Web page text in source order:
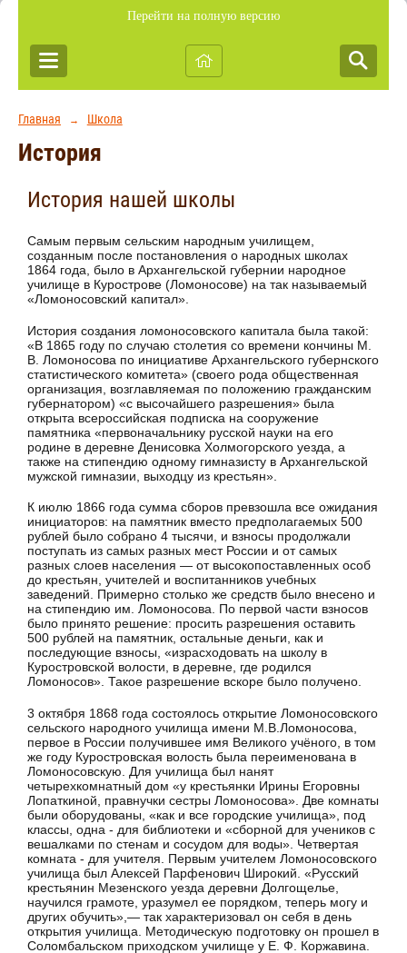
Перейти на полную версию
Главная → Школа
История
История нашей школы
Самым первым сельским народным училищем,
созданным после постановления о народных школах
1864 года, было в Архангельской губернии народное
училище в Курострове (Ломоносове) на так называемый
«Ломоносовский капитал».
История создания ломоносовского капитала была такой:
«В 1865 году по случаю столетия со времени кончины М.
В. Ломоносова по инициативе Архангельского губернского
статистического комитета» (своего рода общественная
организация, возглавляемая по положению гражданским
губернатором) «с высочайшего разрешения» была
открыта всероссийская подписка на сооружение
памятника «первоначальнику русской науки на его
родине в деревне Денисовка Холмогорского уезда, а
также на стипендию одному гимназисту в Архангельской
мужской гимназии, выходцу из крестьян».
К июлю 1866 года сумма сборов превзошла все ожидания
инициаторов: на памятник вместо предполагаемых 500
рублей было собрано 4 тысячи, и взносы продолжали
поступать из самых разных мест России и от самых
разных слоев населения — от высокопоставленных особ
до кре­стьян, учителей и воспитанников учебных
заведений. Примерно столько же средств было внесено и
на стипендию им. Ломоносо­ва. По первой части взносов
было принято решение: просить разрешения оставить
500 рублей на памятник, остальные день­ги, как и
последующие взносы, «израсходовать на школу в
Куростровской волости, в деревне, где родился
Ломоносов». Такое разрешение вскоре было получено.
3 октября 1868 года состоялось открытие Ломоносовского
сельского народного училища имени М.В.Ломоносова,
первое в России получившее имя Великого учёного, в том
же году Куростровская волость была переименована в
Ломоносовскую. Для училища был нанят
четырехкомнатный дом «у крестьянки Ирины Его­ровны
Лопаткиной, правнучки сестры Ломоносова». Две комнаты
были оборудованы, «как и все городские училища», под
классы, одна - для библиотеки и «сборной для учеников с
вешал­ками по стенам и сосудом для воды». Четвертая
комната - для учителя. Первым учителем Ломоносовского
училища был Алексей Парфенович Широкий. «Русский
крестьянин Мезенского уезда деревни Долгощелье,
научился грамоте, уразумел ее по­рядком, теперь могу и
других обучить»,— так характеризовал он себя в день
открытия училища. Методическую подготовку он прошел в
Соломбальском приходском училище у Е. Ф. Коржавина.